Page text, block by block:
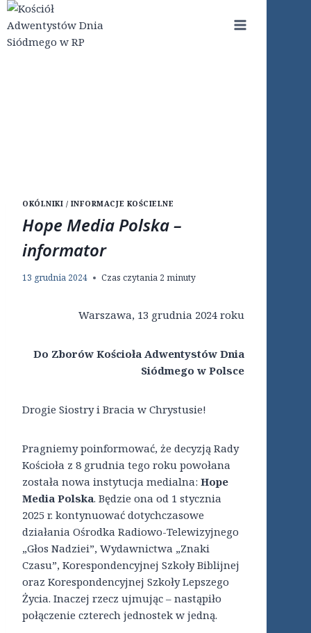
Przejdź
do
treści
OKÓLNIKI / INFORMACJE KOŚCIELNE
Hope Media Polska –
informator
13 grudnia 2024 Czas czytania 2 minuty
Warszawa, 13 grudnia 2024 roku
Do Zborów Kościoła Adwentystów Dnia
Siódmego w Polsce
Drogie Siostry i Bracia w Chrystusie!
Pragniemy poinformować, że decyzją Rady
Kościoła z 8 grudnia tego roku powołana
została nowa instytucja medialna: Hope
Media Polska. Będzie ona od 1 stycznia
2025 r. kontynuować dotychczasowe
działania Ośrodka Radiowo-Telewizyjnego
„Głos Nadziei”, Wydawnictwa „Znaki
Czasu”, Korespondencyjnej Szkoły Biblijnej
oraz Korespondencyjnej Szkoły Lepszego
Życia. Inaczej rzecz ujmując – nastąpiło
połączenie czterech jednostek w jedną.